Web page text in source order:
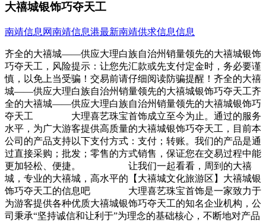
大禧城银饰巧夺天工
南靖信息网南靖信息港最新南靖供求信息信息
齐全的大禧城——供应大理白族自治州销量领先的大禧城银饰
巧夺天工，风险提示：让您先汇款或先支付定金时，务必要谨
慎，以免上当受骗！交易前请仔细阅读防骗提醒！齐全的大禧
城——供应大理白族自治州销量领先的大禧城银饰巧夺天工齐
全的大禧城——供应大理白族自治州销量领先的大禧城银饰巧
夺天工 大理喜艺珠宝首饰成立至今为止。通过的服务
水平，为广大游客提供高质量的大禧城银饰巧夺天工，目前本
公司的产品支持以下支付方式：支付；转账。我们的产品是通
过直接采购；批发；零售的方式销售，保证您在交易过程中能
更加轻松、便捷。 让我们一起看看，周到的大禧
城，专业的大禧城，高水平的【大禧城文化旅游区】大禧城银
饰巧夺天工的信息吧 大理喜艺珠宝首饰是一家致力于
为游客提供各种优质大禧城银饰巧夺天工的知名企业机构，公
司秉承“坚持诚信和让利于”为理念的基础核心，不断地对产品